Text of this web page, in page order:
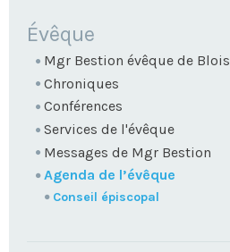
NAVIGATION
Évêque
Mgr Bestion évêque de Blois
Chroniques
Conférences
Services de l'évêque
Messages de Mgr Bestion
Agenda de l’évêque
Conseil épiscopal